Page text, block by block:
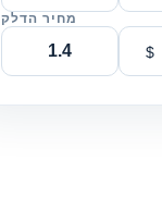
מחיר הדלק
$